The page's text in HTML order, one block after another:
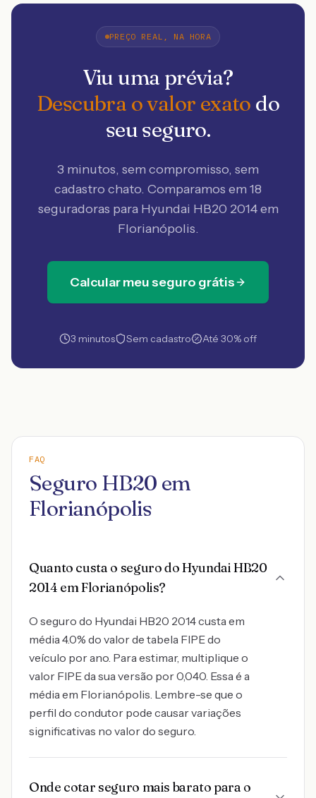
PREÇO REAL, NA HORA
Viu uma prévia?
Descubra o valor exato do
seu seguro.
3 minutos, sem compromisso, sem
cadastro chato. Comparamos em 18
seguradoras para Hyundai HB20 2014 em
Florianópolis.
Calcular meu seguro grátis
3 minutos Sem cadastro Até 30% off
FAQ
Seguro HB20 em
Florianópolis
Quanto custa o seguro do Hyundai HB20
2014 em Florianópolis?
O seguro do Hyundai HB20 2014 custa em
média 4.0% do valor de tabela FIPE do
veículo por ano. Para estimar, multiplique o
valor FIPE da sua versão por 0,040. Essa é a
média em Florianópolis. Lembre-se que o
perfil do condutor pode causar variações
significativas no valor do seguro.
Onde cotar seguro mais barato para o